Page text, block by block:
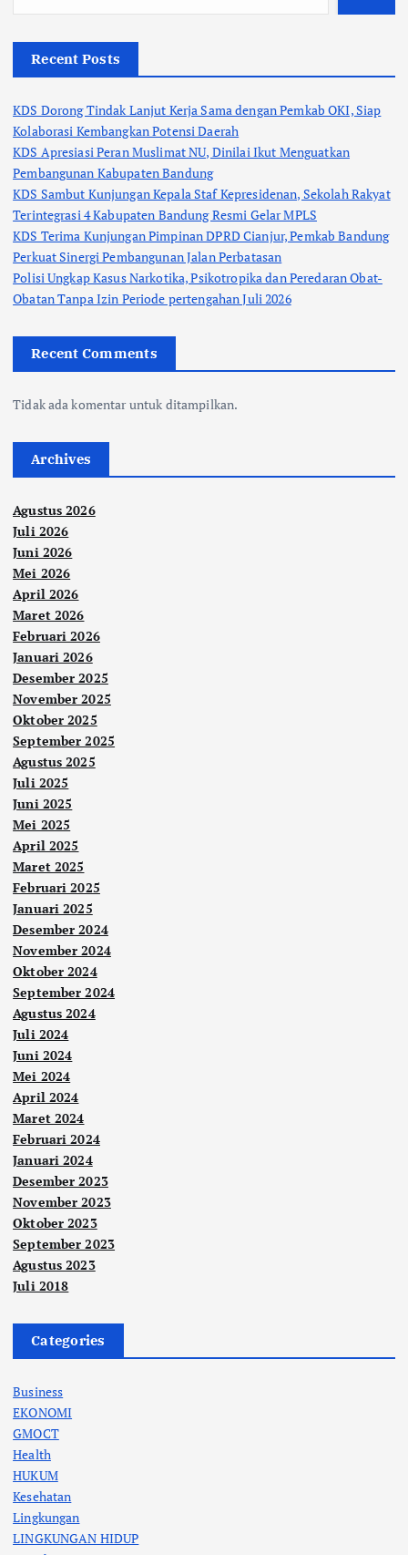
Recent Posts
KDS Dorong Tindak Lanjut Kerja Sama dengan Pemkab OKI, Siap
Kolaborasi Kembangkan Potensi Daerah
KDS Apresiasi Peran Muslimat NU, Dinilai Ikut Menguatkan
Pembangunan Kabupaten Bandung
KDS Sambut Kunjungan Kepala Staf Kepresidenan, Sekolah Rakyat
Terintegrasi 4 Kabupaten Bandung Resmi Gelar MPLS
KDS Terima Kunjungan Pimpinan DPRD Cianjur, Pemkab Bandung
Perkuat Sinergi Pembangunan Jalan Perbatasan
Polisi Ungkap Kasus Narkotika, Psikotropika dan Peredaran Obat-
Obatan Tanpa Izin Periode pertengahan Juli 2026
Recent Comments
Tidak ada komentar untuk ditampilkan.
Archives
Agustus 2026
Juli 2026
Juni 2026
Mei 2026
April 2026
Maret 2026
Februari 2026
Januari 2026
Desember 2025
November 2025
Oktober 2025
September 2025
Agustus 2025
Juli 2025
Juni 2025
Mei 2025
April 2025
Maret 2025
Februari 2025
Januari 2025
Desember 2024
November 2024
Oktober 2024
September 2024
Agustus 2024
Juli 2024
Juni 2024
Mei 2024
April 2024
Maret 2024
Februari 2024
Januari 2024
Desember 2023
November 2023
Oktober 2023
September 2023
Agustus 2023
Juli 2018
Categories
Business
EKONOMI
GMOCT
Health
HUKUM
Kesehatan
Lingkungan
LINGKUNGAN HIDUP